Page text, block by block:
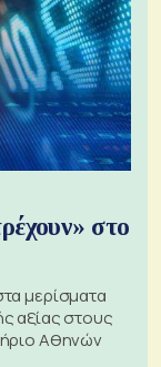
στο
μερίσματα
αξίας στους
Αθηνών